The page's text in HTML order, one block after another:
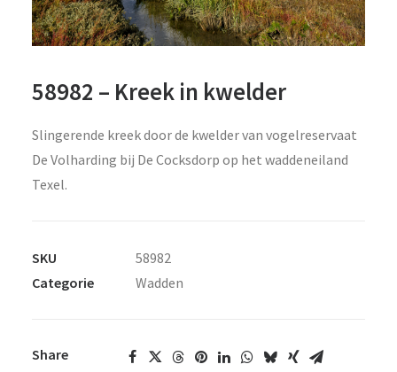
58982 – Kreek in kwelder
Slingerende kreek door de kwelder van vogelreservaat
De Volharding bij De Cocksdorp op het waddeneiland
Texel.
SKU
58982
Categorie
Wadden
Share